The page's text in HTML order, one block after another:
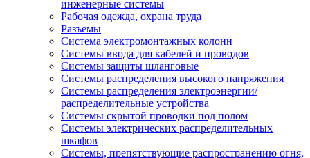
инженерные системы
Рабочая одежда, охрана труда
Разъемы
Система электромонтажных колонн
Системы ввода для кабелей и проводов
Системы защиты шланговые
Системы распределения высокого напряжения
Системы распределения электроэнергии/
распределительные устройства
Системы скрытой проводки под полом
Системы электрических распределительных
шкафов
Системы, препятствующие распространению огня,